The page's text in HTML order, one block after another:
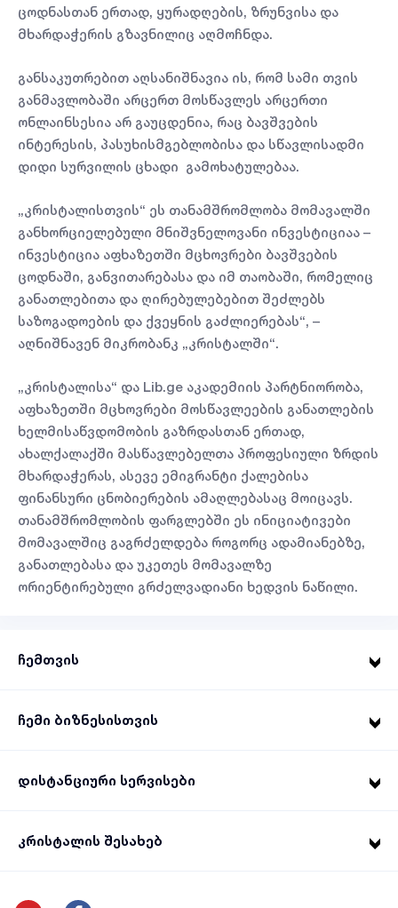
ცოდნასთან ერთად, ყურადღების, ზრუნვისა და
მხარდაჭერის გზავნილიც აღმოჩნდა.
განსაკუთრებით აღსანიშნავია ის, რომ სამი თვის
განმავლობაში არცერთ მოსწავლეს არცერთი
ონლაინსესია არ გაუცდენია, რაც ბავშვების
ინტერესის, პასუხისმგებლობისა და სწავლისადმი
დიდი სურვილის ცხადი გამოხატულებაა.
„კრისტალისთვის“ ეს თანამშრომლობა მომავალში
განხორციელებული მნიშვნელოვანი ინვესტიციაა –
ინვესტიცია აფხაზეთში მცხოვრები ბავშვების
ცოდნაში, განვითარებასა და იმ თაობაში, რომელიც
განათლებითა და ღირებულებებით შეძლებს
საზოგადოების და ქვეყნის გაძლიერებას“, –
აღნიშნავენ მიკრობანკ „კრისტალში“.
„კრისტალისა“ და Lib.ge აკადემიის პარტნიორობა,
აფხაზეთში მცხოვრები მოსწავლეების განათლების
ხელმისაწვდომობის გაზრდასთან ერთად,
ახალქალაქში მასწავლებელთა პროფესიული ზრდის
მხარდაჭერას, ასევე ემიგრანტი ქალებისა
ფინანსური ცნობიერების ამაღლებასაც მოიცავს.
თანამშრომლობის ფარგლებში ეს ინიციატივები
მომავალშიც გაგრძელდება როგორც ადამიანებზე,
განათლებასა და უკეთეს მომავალზე
ორიენტირებული გრძელვადიანი ხედვის ნაწილი.
ჩემთვის
ჩემი ბიზნესისთვის
დისტანციური სერვისები
კრისტალის შესახებ